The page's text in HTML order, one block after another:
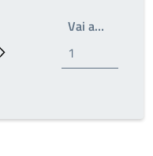
Prossima pagina
Vai a…